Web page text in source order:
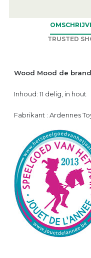
TRUSTED
Wood Mood de
Inhoud: 11 delig, in hout
Fabrikant : Ardennes